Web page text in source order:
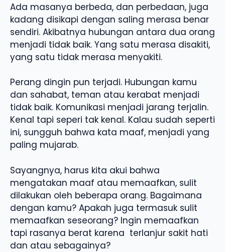
Ada masanya berbeda, dan perbedaan, juga
kadang disikapi dengan saling merasa benar
sendiri. Akibatnya hubungan antara dua orang
menjadi tidak baik. Yang satu merasa disakiti,
yang satu tidak merasa menyakiti.
Perang dingin pun terjadi. Hubungan kamu
dan sahabat, teman atau kerabat menjadi
tidak baik. Komunikasi menjadi jarang terjalin.
Kenal tapi seperi tak kenal. Kalau sudah seperti
ini, sungguh bahwa kata maaf, menjadi yang
paling mujarab.
Sayangnya, harus kita akui bahwa
mengatakan maaf atau memaafkan, sulit
dilakukan oleh beberapa orang. Bagaimana
dengan kamu? Apakah juga termasuk sulit
memaafkan seseorang? Ingin memaafkan
tapi rasanya berat karena terlanjur sakit hati
dan atau sebagainya?